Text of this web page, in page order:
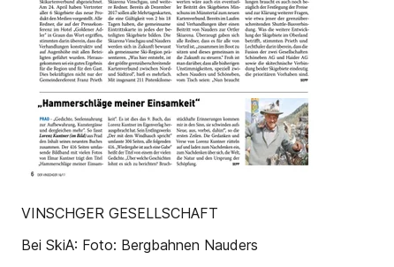
VINSCHGER GESELLSCHAFT
Bei SkiA: Foto: Bergbahnen Nauders